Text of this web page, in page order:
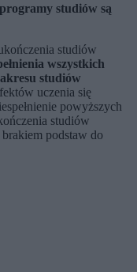
programy studiów są
studiów
wszystkich
studiów
uczenia się
powyższych
studiów
podstaw do